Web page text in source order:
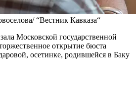
“Вестник Кавказа“
Московской государственной
открытие бюста
осетинке, родившейся в Баку